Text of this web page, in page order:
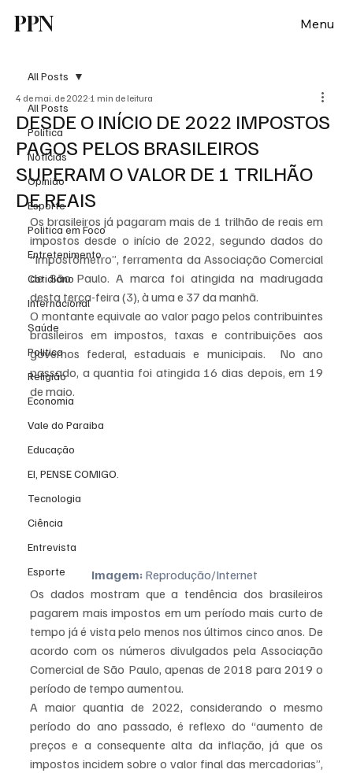
PPN Menu
All Posts
Política
Notícias
Opinião
Esporte
Politica em Foco
Entretenimento
Cotidiano
Internacional
Saúde
Politica
Religião
Economia
Vale do Paraiba
Educação
EI, PENSE COMIGO.
Tecnologia
Ciência
Entrevista
Esporte
All Posts
DESDE O INÍCIO DE 2022 IMPOSTOS
PAGOS PELOS BRASILEIROS
SUPERAM O VALOR DE 1 TRILHÃO
DE REAIS
4 de mai. de 2022 1 min de leitura
Os brasileiros já pagaram mais de 1 trilhão de reais em
impostos desde o início de 2022, segundo dados do
“Impostômetro”, ferramenta da Associação Comercial
de São Paulo. A marca foi atingida na madrugada
desta terça-feira (3), à uma e 37 da manhã.
O montante equivale ao valor pago pelos contribuintes
brasileiros em impostos, taxas e contribuições aos
governos federal, estaduais e municipais.  No ano
passado, a quantia foi atingida 16 dias depois, em 19
de maio.
Imagem: Reprodução/Internet
Os dados mostram que a tendência dos brasileiros
pagarem mais impostos em um período mais curto de
tempo já é vista pelo menos nos últimos cinco anos. De
acordo com os números divulgados pela Associação
Comercial de São Paulo, apenas de 2018 para 2019 o
período de tempo aumentou.
A maior quantia de 2022, considerando o mesmo
período do ano passado, é reflexo do “aumento de
preços e a consequente alta da inflação, já que os
impostos incidem sobre o valor final das mercadorias”,